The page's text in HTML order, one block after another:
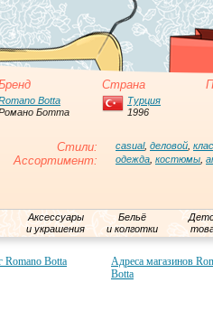
Страна
Botta
Ботта
Турция
1996
Стили: casual, деловой
Ассортимент: одежда костюмы
Аксессуары
и украшения
Бельё
и колготки
Romano Botta
Адреса магазинов
Botta